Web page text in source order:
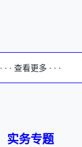
· · · 查看更多 · · ·
实务专题